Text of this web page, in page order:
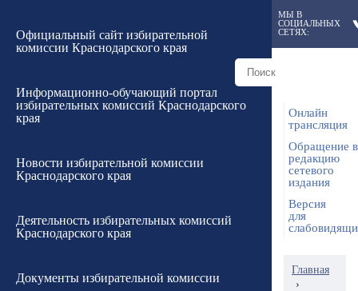
Официальный сайт избирательной
комиссии Краснодарского края
Информационно-обучающий портал
избирательных комиссий Краснодарского
края
Новости избирательной комиссии
Краснодарского края
Деятельность избирательных комиссий
Краснодарского края
Документы избирательной комиссии
МЫ В
СОЦИАЛЬНЫХ
СЕТЯХ:
Онлайн
трансляция
Обращение в
редакцию
сетевого
издания
Версия
для
Главная
›